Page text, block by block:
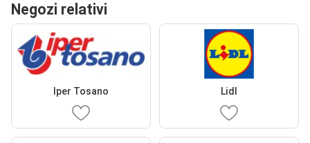
Negozi relativi
Iper Tosano Lidl